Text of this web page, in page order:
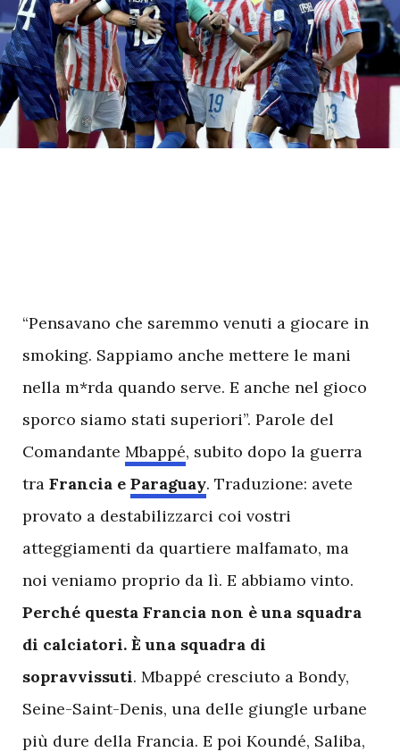
“Pensavano che saremmo venuti a giocare in
smoking. Sappiamo anche mettere le mani
nella m*rda quando serve. E anche nel gioco
sporco siamo stati superiori”. Parole del
Comandante Mbappé, subito dopo la guerra
tra Francia e Paraguay. Traduzione: avete
provato a destabilizzarci coi vostri
atteggiamenti da quartiere malfamato, ma
noi veniamo proprio da lì. E abbiamo vinto.
Perché questa Francia non è una squadra
di calciatori. È una squadra di
sopravvissuti. Mbappé cresciuto a Bondy,
Seine-Saint-Denis, una delle giungle urbane
più dure della Francia. E poi Koundé, Saliba,